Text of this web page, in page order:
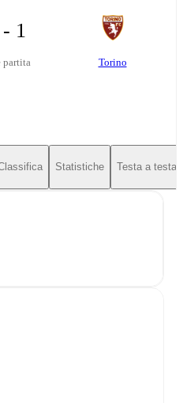
1
partita Torino
Statistiche Testa a testa